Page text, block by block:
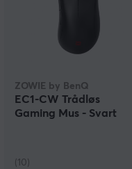
ZOWIE by BenQ
EC1-CW Trådløs
Gaming Mus - Svart
(10)